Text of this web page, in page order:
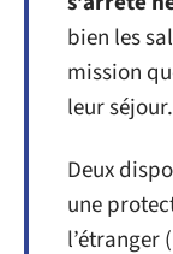
bien les
mission
leur séjour.
Deux
une
l’étranger